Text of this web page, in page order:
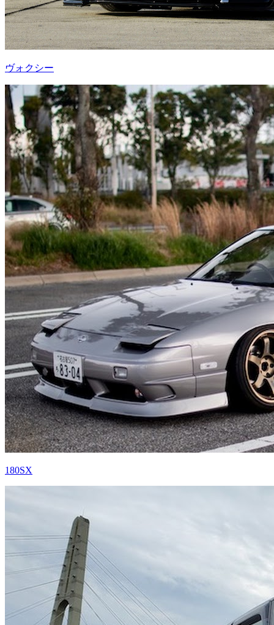
ヴォクシー
180SX